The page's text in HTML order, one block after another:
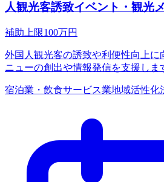
人観光客誘致イベント・観光
補助上限100万円
外国人観光客の誘致や利便性向上に
ニューの創出や情報発信を支援しま
宿泊業・飲食サービス業地域活性化